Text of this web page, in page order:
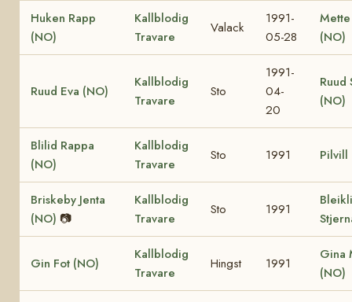
Huken Rapp
(NO)
Kallblodig
Travare
Valack
1991-
05-28
(NO)
Ruud Eva (NO)
Kallblodig
Travare
Sto
1991-
04-
20
Ruud
(NO)
Blilid Rappa
(NO)
Kallblodig
Travare
Sto 1991 Pilvill
Briskeby Jenta
(NO) 📷
Kallblodig
Travare
Sto 1991
Bleikli
Gin Fot (NO)
Kallblodig
Travare
Hingst 1991
Gina
(NO)